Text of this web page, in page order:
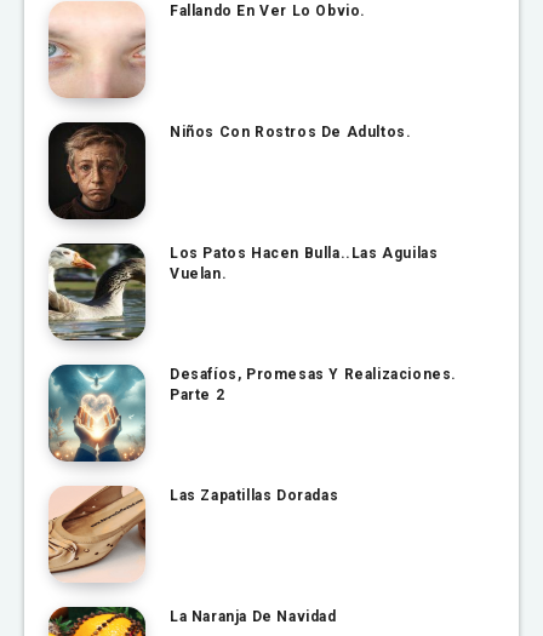
Fallando En Ver Lo Obvio.
Niños Con Rostros De Adultos.
Los Patos Hacen Bulla..Las Aguilas
Vuelan.
Desafíos, Promesas Y Realizaciones.
Parte 2
Las Zapatillas Doradas
La Naranja De Navidad